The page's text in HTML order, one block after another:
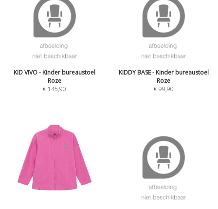
KID VIVO - Kinder bureaustoel
Roze
€ 145,90
KIDDY BASE - Kinder bureaustoel
Roze
€99,90